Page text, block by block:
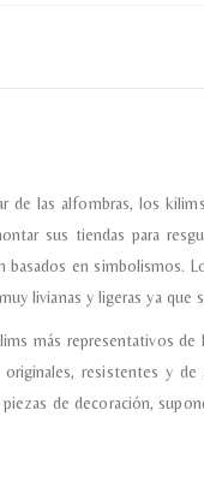
las alfombras, los
sus tiendas para
en simbolismos.
livianas y ligeras ya que
más representativos
resistentes y
de decoración,